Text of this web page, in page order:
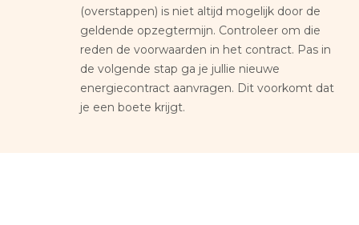
(overstappen) is niet altijd mogelijk door de
geldende opzegtermijn. Controleer om die
reden de voorwaarden in het contract. Pas in
de volgende stap ga je jullie nieuwe
energiecontract aanvragen. Dit voorkomt dat
je een boete krijgt.